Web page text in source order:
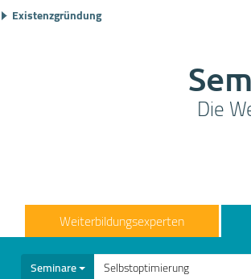
Existenzgründung
Die
Weiterbildungsexperten
Seminare